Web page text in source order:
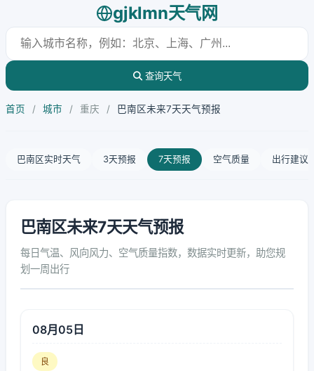
gjklmn天气网
查询天气
首页 / 城市 / 重庆 / 巴南区未来7天天气预报
巴南区实时天气 3天预报 7天预报 空气质量 出行建议
巴南区未来7天天气预报
每日气温、风向风力、空气质量指数，数据实时更新，助您规
划一周出行
08月05日
良